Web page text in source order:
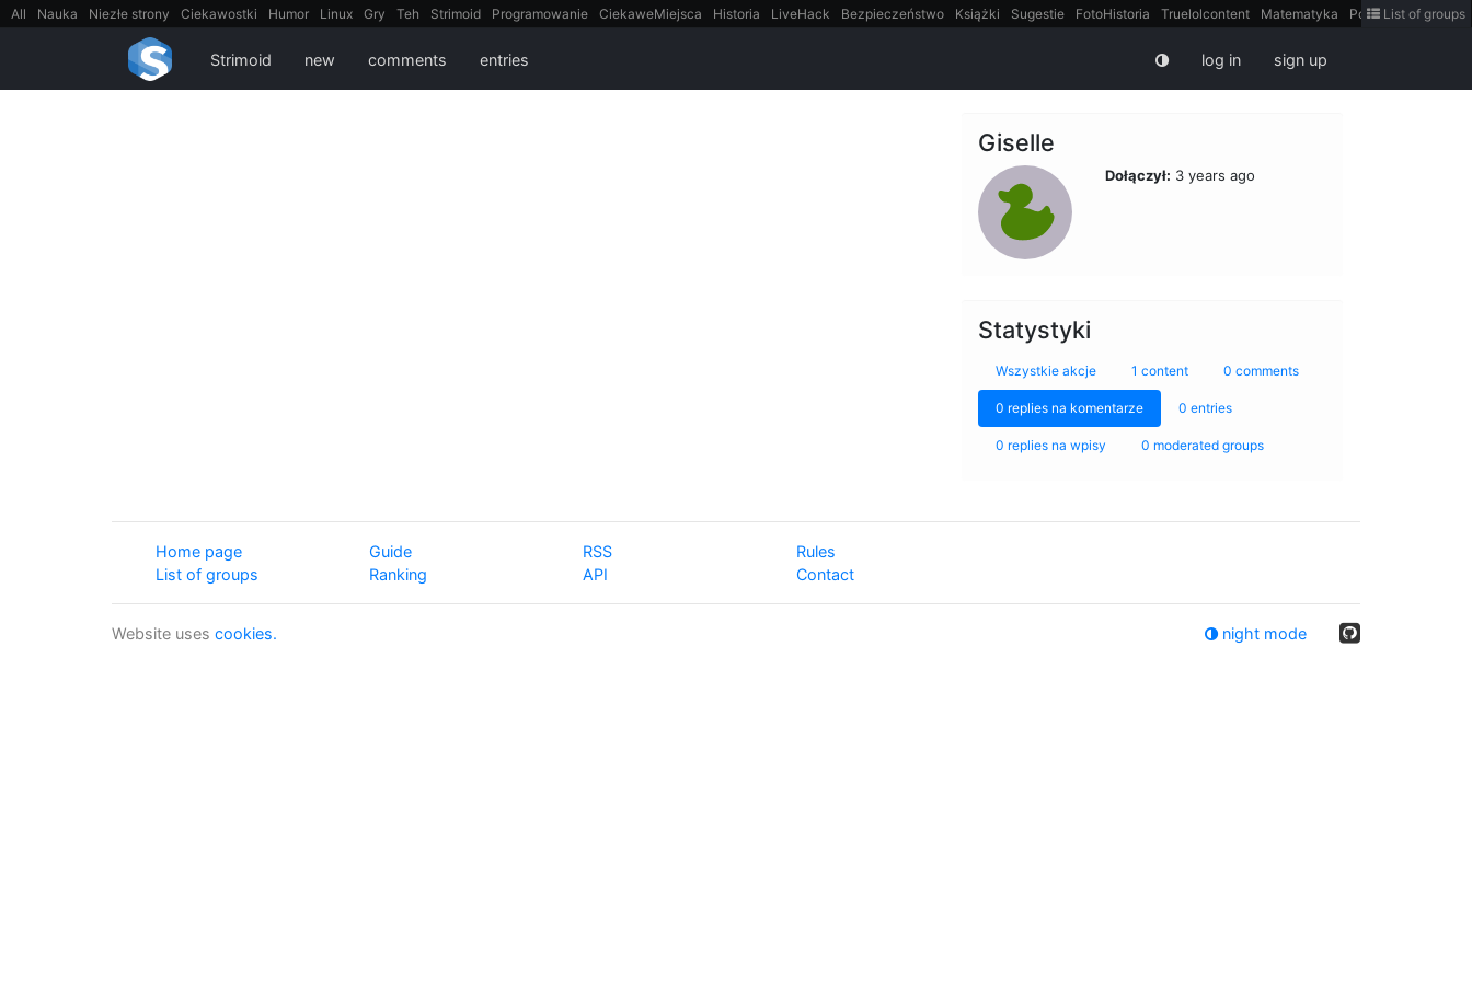
All Nauka Niezłe strony Ciekawostki Humor Linux Gry Teh Strimoid Programowanie CiekaweMiejsca Historia LiveHack Bezpieczeństwo Książki Sugestie FotoHistoria Truelolcontent Matematyka Polska
intern
FilmyDokumentalne
List of groups
Strimoid new comments entries log in sign up
Giselle
Dołączył: 3 years ago
Statystyki
Wszystkie akcje 1 content 0 comments
0 replies na komentarze 0 entries
0 replies na wpisy 0 moderated groups
Home page
List of groups
Guide
Ranking
RSS
API
Rules
Contact
Website uses cookies. night mode